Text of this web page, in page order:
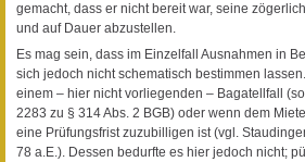
gemacht, dass er nicht bereit war, seine
und auf Dauer abzustellen.
Es mag sein, dass im Einzelfall Ausnahmen in
sich jedoch nicht schematisch bestimmen
einem – hier nicht vorliegenden – Bagatellfall
2283 zu § 314 Abs. 2 BGB) oder wenn dem
eine Prüfungsfrist zuzubilligen ist (vgl.
78 a.E.). Dessen bedurfte es hier jedoch nicht;